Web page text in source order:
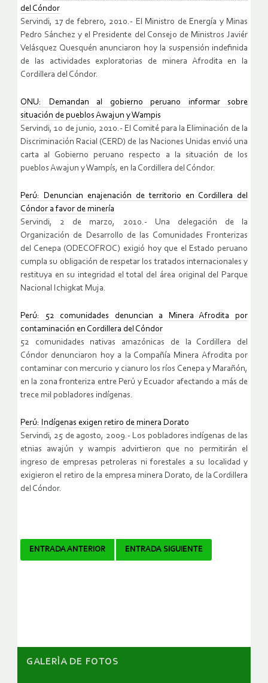
del Cóndor
Servindi, 17 de febrero, 2010.- El Ministro de Energía y Minas
Pedro Sánchez y el Presidente del Consejo de Ministros Javiér
Velásquez Quesquén anunciaron hoy la suspensión indefinida
de las actividades exploratorias de minera Afrodita en la
Cordillera del Cóndor.
ONU: Demandan al gobierno peruano informar sobre
situación de pueblos Awajun y Wampis
Servindi, 10 de junio, 2010.- El Comité para la Eliminación de la
Discriminación Racial (CERD) de las Naciones Unidas envió una
carta al Gobierno peruano respecto a la situación de los
pueblos Awajun y Wampís, en la Cordillera del Cóndor.
Perú: Denuncian enajenación de territorio en Cordillera del
Cóndor a favor de minería
Servindi, 2 de marzo, 2010.- Una delegación de la
Organización de Desarrollo de las Comunidades Fronterizas
del Cenepa (ODECOFROC) exigió hoy que el Estado peruano
cumpla su obligación de respetar los tratados internacionales y
restituya en su integridad el total del área original del Parque
Nacional Ichigkat Muja.
Perú: 52 comunidades denuncian a Minera Afrodita por
contaminación en Cordillera del Cóndor
52 comunidades nativas amazónicas de la Cordillera del
Cóndor denunciaron hoy a la Compañía Minera Afrodita por
contaminar con mercurio y cianuro los ríos Cenepa y Marañón,
en la zona fronteriza entre Perú y Ecuador afectando a más de
trece mil pobladores indígenas.
Perú: Indígenas exigen retiro de minera Dorato
Servindi, 25 de agosto, 2009.- Los pobladores indígenas de las
etnias awajún y wampis advirtieron que no permitirán el
ingreso de empresas petroleras ni forestales a su localidad y
exigieron el retiro de la empresa minera Dorato, de la Cordillera
del Cóndor.
Navegador
ENTRADA ANTERIOR ENTRADA SIGUIENTE
GALERÌA DE FOTOS